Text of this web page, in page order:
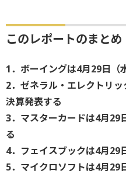
このレポートのまとめ
1．ボーイングは4月29日（
2．ゼネラル・エレクトリ
決算発表する
3．マスターカードは4月29
る
4．フェイスブックは4月29
5．マイクロソフトは4月29